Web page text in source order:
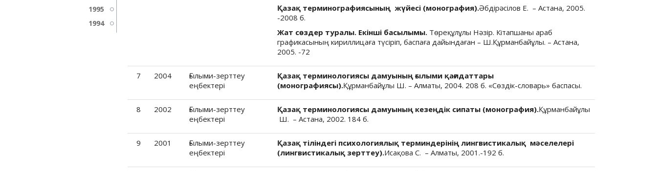
1995
1994
Қазақ терминографиясының жүйесі (монография).Әбдірәсілов Е. – Астана, 2005.
-2008 б.
Жат сөздер туралы. Екінші басылымы. Төреқұлұлы Нәзір. Кітапшаны араб
графикасының кириллицаға түсіріп, баспаға дайындаған – Ш.Құрманбайұлы. – Астана,
2005. -72
7 2004
Ғылыми-зерттеу
еңбектері
Қазақ терминологиясы дамуының ғылыми қағидаттары
(монографиясы).Құрманбайұлы Ш. – Алматы, 2004. 208 б. «Сөздік-словарь» баспасы.
8 2002
Ғылыми-зерттеу
еңбектері
Қазақ терминологиясы дамуының кезеңдік сипаты (монография).Құрманбайұлы
Ш. – Астана, 2002. 184 б.
9 2001
Ғылыми-зерттеу
еңбектері
Қазақ тіліндегі психологиялық терминдерінің лингвистикалық мәселелері
(лингвистикалық зерттеу).Исақова С. – Алматы, 2001.-192 б.